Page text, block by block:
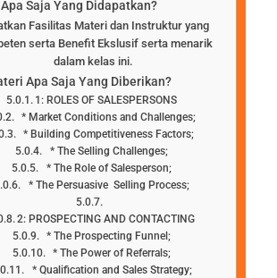
Apa Saja Yang Didapatkan?
Fasilitas Materi dan Instruktur yang
serta Benefit Ekslusif serta menarik
dalam kelas ini.
Apa Saja Yang Diberikan?
1: ROLES OF SALESPERSONS
* Market Conditions and Challenges;
* Building Competitiveness Factors;
* The Selling Challenges;
* The Role of Salesperson;
* The Persuasive Selling Process;
2: PROSPECTING AND CONTACTING
* The Prospecting Funnel;
* The Power of Referrals;
* Qualification and Sales Strategy;